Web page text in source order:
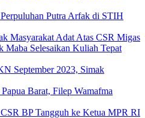
Putra Arfak di STIH
Masyarakat Adat Atas CSR Migas
Selesaikan Kuliah Tepat
September 2023, Simak
Barat, Filep Wamafma
BP Tangguh ke Ketua MPR RI